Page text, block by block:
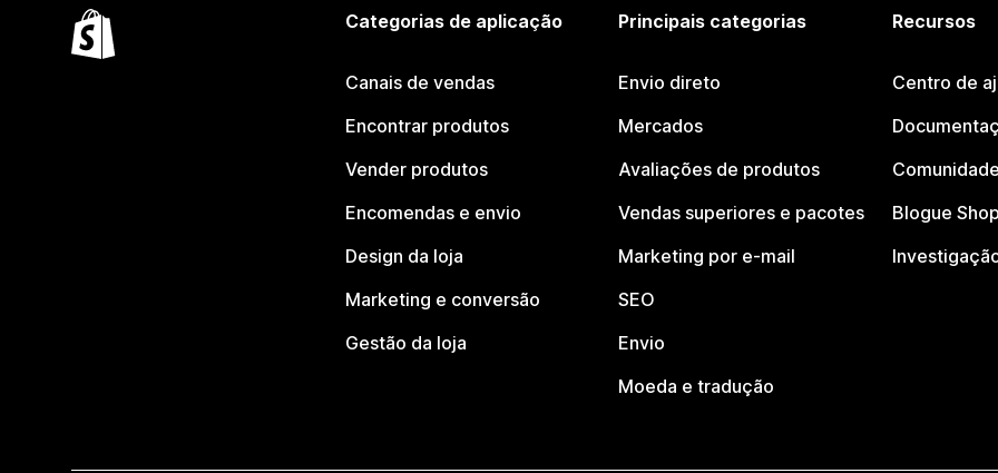
Categorias de aplicação
Canais de vendas
Encontrar produtos
Vender produtos
Encomendas e envio
Design da loja
Marketing e conversão
Gestão da loja
Principais categorias
Envio direto
Mercados
Avaliações de produtos
Vendas superiores e pacotes
Marketing por e-mail
SEO
Envio
Moeda e tradução
Recursos
Centro de
Blogue